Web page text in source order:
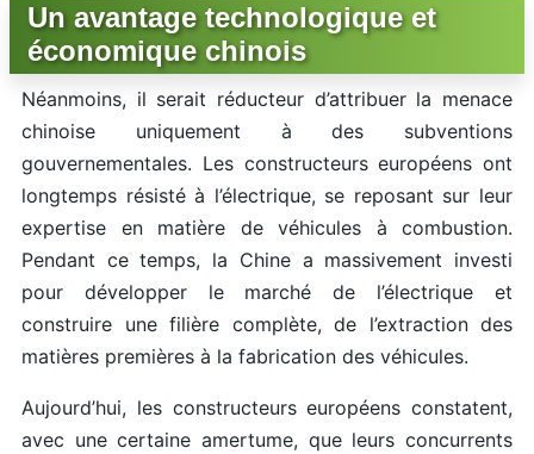
Un avantage technologique et
économique chinois
Néanmoins, il serait réducteur d’attribuer la menace
chinoise uniquement à des subventions
gouvernementales. Les constructeurs européens ont
longtemps résisté à l’électrique, se reposant sur leur
expertise en matière de véhicules à combustion.
Pendant ce temps, la Chine a massivement investi
pour développer le marché de l’électrique et
construire une filière complète, de l’extraction des
matières premières à la fabrication des véhicules.
Aujourd’hui, les constructeurs européens constatent,
avec une certaine amertume, que leurs concurrents